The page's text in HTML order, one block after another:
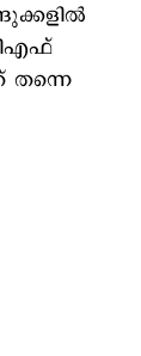
തന്നെ